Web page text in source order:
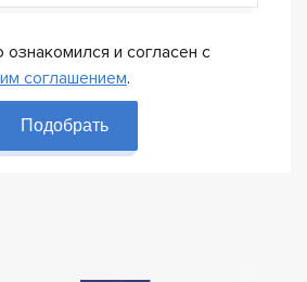
и согласен с
соглашением.
Подобрать